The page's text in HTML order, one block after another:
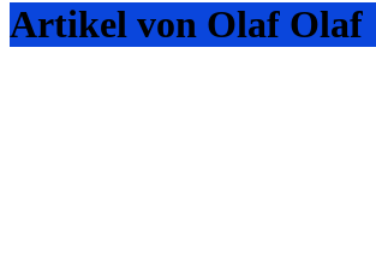
Artikel von Olaf Olaf